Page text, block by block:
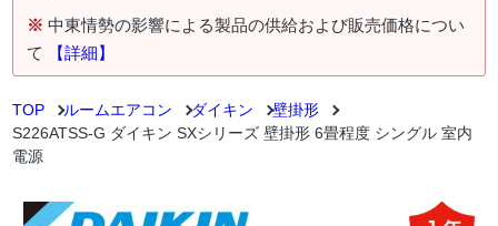
※ 中東情勢の影響による製品の供給および販売価格につい
て
【詳細】
TOP ルームエアコン ダイキン
壁掛形
S226ATSS-G ダイキン SXシリーズ 壁掛形 6畳程度 シングル 室内
電源